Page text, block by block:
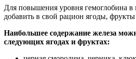
Для повышения уровня гемоглобина в
добавить в свой рацион ягоды,
Наибольшее содержание железа
следующих ягодах и фруктах: